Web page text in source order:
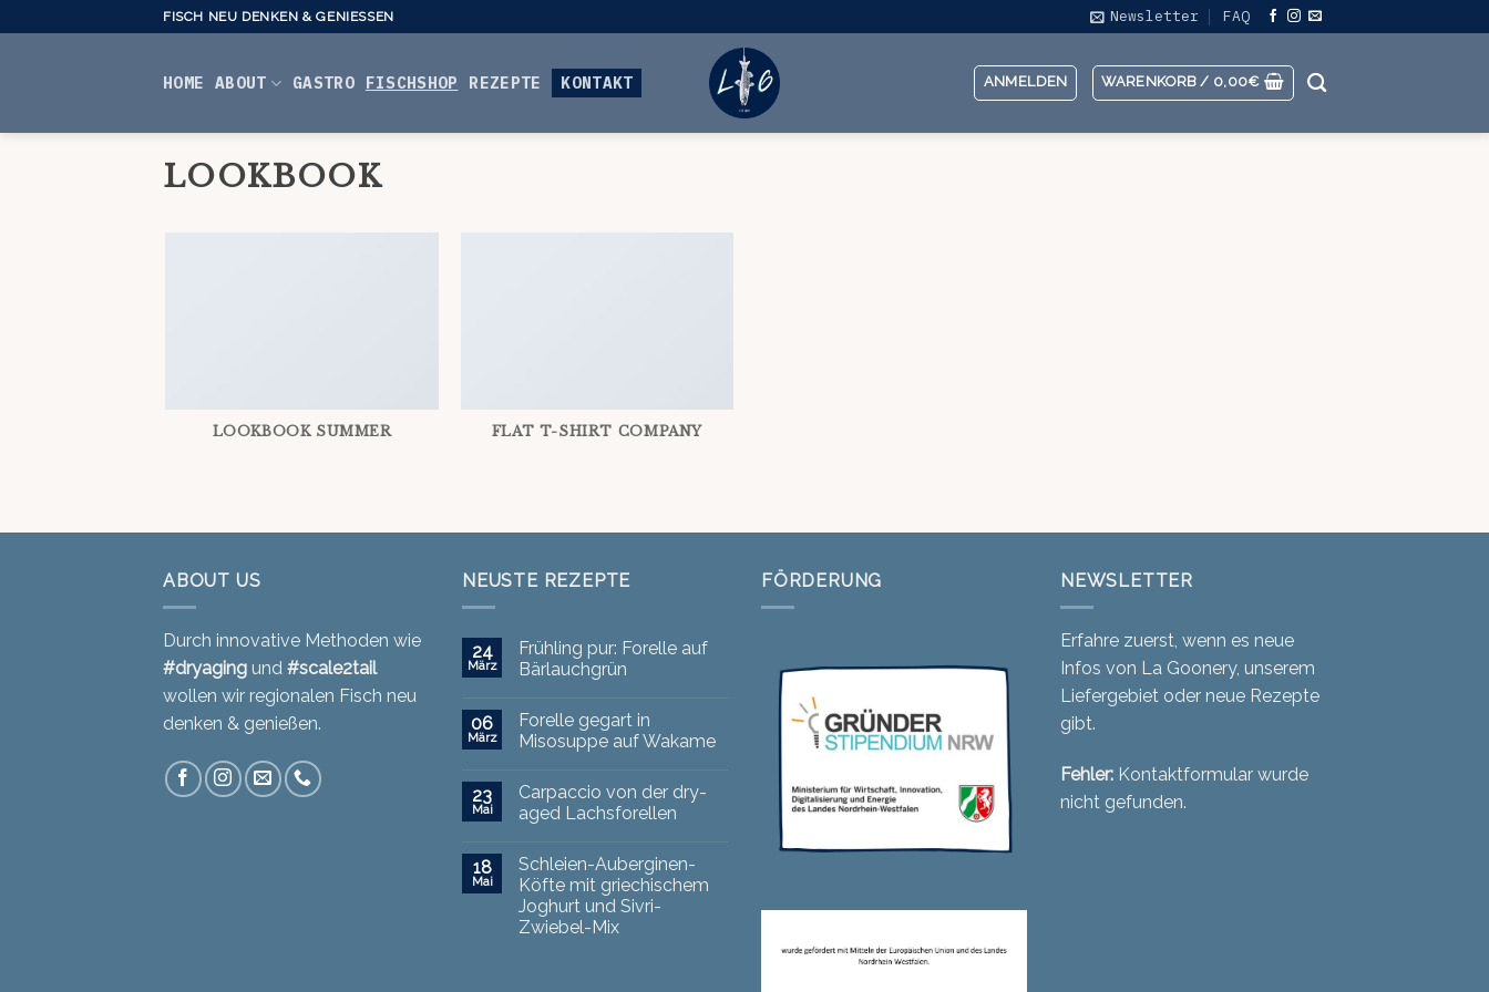
to
FISCH NEU DENKEN & GENIESSEN Newsletter FAQ
HOME ABOUT GASTRO FISCHSHOP REZEPTE KONTAKT ANMELDEN WARENKORB / 0,00€
LOOKBOOK
LOOKBOOK SUMMER FLAT T-SHIRT COMPANY
ABOUT US
Durch innovative Methoden wie
#dryaging und #scale2tail
wollen wir regionalen Fisch neu
denken & genießen.
NEUSTE REZEPTE
24
März
Frühling pur: Forelle auf
Bärlauchgrün
06
März
Forelle gegart in
Misosuppe auf Wakame
23
Mai
Carpaccio von der dry-
aged Lachsforellen
18
Mai
Schleien-Auberginen-
Köfte mit griechischem
Joghurt und Sivri-
Zwiebel-Mix
FÖRDERUNG NEWSLETTER
Erfahre zuerst, wenn es neue
Infos von La Goonery, unserem
Liefergebiet oder neue Rezepte
gibt.
Fehler: Kontaktformular wurde
nicht gefunden.